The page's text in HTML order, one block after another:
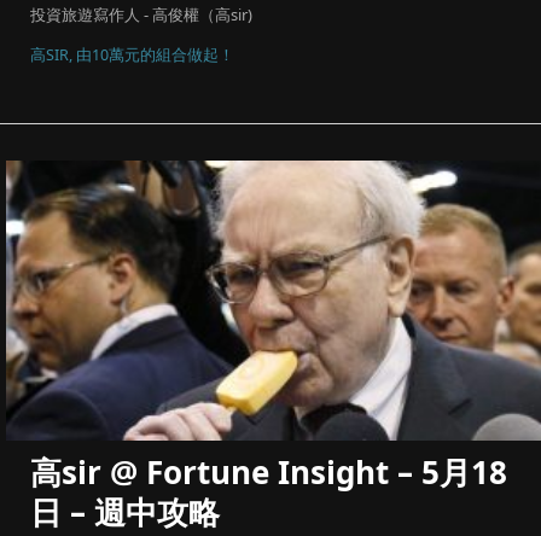
投資旅遊寫作人 - 高俊權（高sir)
高SIR, 由10萬元的組合做起！
高sir @ Fortune Insight – 5月18
日 – 週中攻略